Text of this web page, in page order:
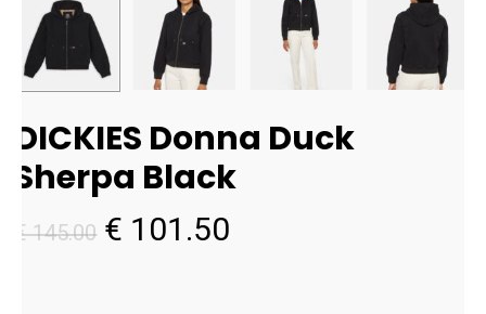
DICKIES Donna Duck
Sherpa Black
€145.00 Il
€ 101.50